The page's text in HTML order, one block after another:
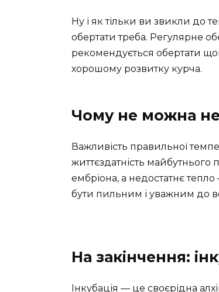
Ну і як тільки ви звикли до
обертати треба. Регулярне
рекомендується обертати
хорошому розвитку курча.
Чому не можна
Важливість правильної
життєздатність
ембріона, а недостатнє
бути пильним і уважним до
На закінчення:
Інкубація — це своєрідна